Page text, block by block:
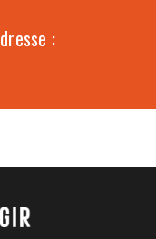
: